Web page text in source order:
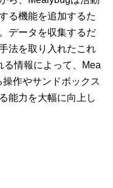
る機能を追加するた
データを収集するだ
法を取り入れたこれ
る情報によって、Mea
作やサンドボックス
能力を大幅に向上し